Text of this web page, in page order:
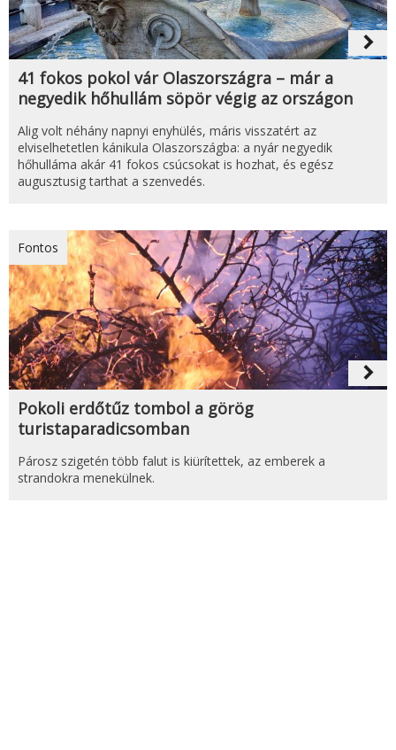
navigate_next
41 fokos pokol vár Olaszországra – már a
negyedik hőhullám söpör végig az országon
Alig volt néhány napnyi enyhülés, máris visszatért az
elviselhetetlen kánikula Olaszországba: a nyár negyedik
hőhulláma akár 41 fokos csúcsokat is hozhat, és egész
augusztusig tarthat a szenvedés.
Fontos
navigate_next
Pokoli erdőtűz tombol a görög
turistaparadicsomban
Párosz szigetén több falut is kiürítettek, az emberek a
strandokra menekülnek.